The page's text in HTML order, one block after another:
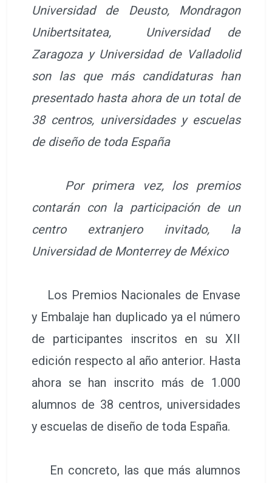
Universidad de Deusto, Mondragon
Unibertsitatea, Universidad de
Zaragoza y Universidad de Valladolid
son las que más candidaturas han
presentado hasta ahora de un total de
38 centros, universidades y escuelas
de diseño de toda España
Por primera vez, los premios
contarán con la participación de un
centro extranjero invitado, la
Universidad de Monterrey de México
Los Premios Nacionales de Envase
y Embalaje han duplicado ya el número
de participantes inscritos en su XII
edición respecto al año anterior. Hasta
ahora se han inscrito más de 1.000
alumnos de 38 centros, universidades
y escuelas de diseño de toda España.
En concreto, las que más alumnos